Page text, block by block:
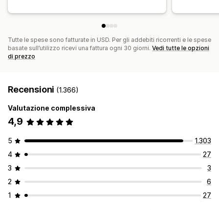
Tutte le spese sono fatturate in USD. Per gli addebiti ricorrenti e le spese
basate sull’utilizzo ricevi una fattura ogni 30 giorni. Vedi tutte le opzioni
di prezzo
Recensioni (1.366)
Valutazione complessiva
4,9
5
1.303
4
27
3
3
2
6
1
27